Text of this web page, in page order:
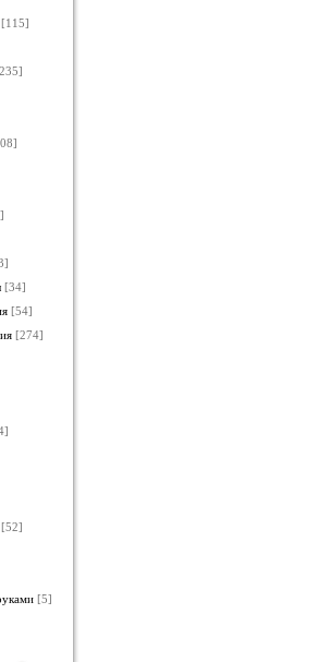
[115]
[34]
[54]
[274]
[52]
[5]